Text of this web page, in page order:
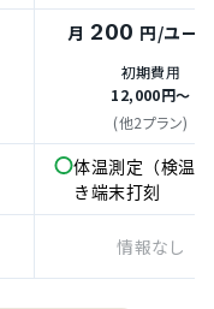
月 200 円/ユー
初期費用
12,000円～
(他2プラン)
体温測定（検温
き端末打刻
情報なし